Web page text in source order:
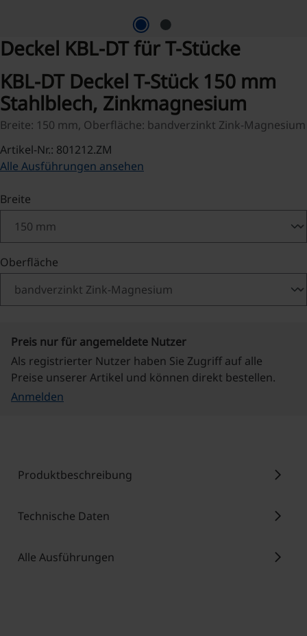
Deckel KBL-DT für T-Stücke
KBL-DT Deckel T-Stück 150 mm
Stahlblech, Zinkmagnesium
Breite: 150 mm, Oberfläche: bandverzinkt Zink-Magnesium
Artikel-Nr.: 801212.ZM
Alle Ausführungen ansehen
Breite
Oberfläche
Preis nur für angemeldete Nutzer
Als registrierter Nutzer haben Sie Zugriff auf alle
Preise unserer Artikel und können direkt bestellen.
Anmelden
Produktbeschreibung chevron_right
Technische Daten chevron_right
Alle Ausführungen chevron_right